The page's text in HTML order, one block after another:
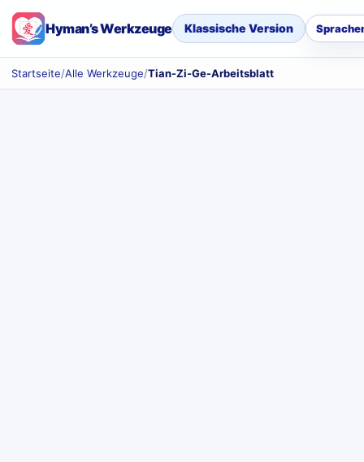
Hyman’s Werkzeuge Klassische Version
Startseite/Alle Werkzeuge/Tian-Zi-Ge-Arbeitsblatt